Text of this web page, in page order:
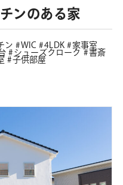
ンのある家
ン WIC 4LDK
家事室
シューズクローク
書斎
子供部屋